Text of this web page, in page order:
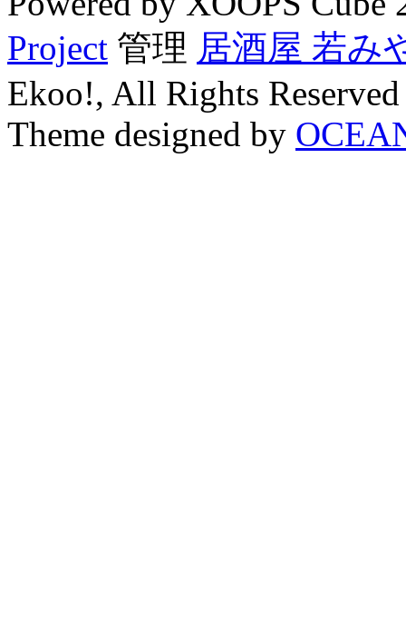
Project 管理 居酒屋 若み
Ekoo!, All Rights Reserved
Theme designed by